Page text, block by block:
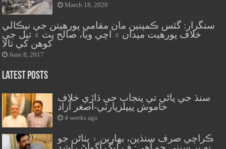
March 18, 2020
سنگرار: گئس ڪمپنين مان مقامي پورهيتن جي نيڪالي
خلاف پورهيت ميدان ۾ اچي ويا، صالح پٽ ۾ تيل جي
کوهن کي تالا
June 8, 2017
Latest Posts
سنڌ جي پاڻي تي پنجاب جي ڌاڙي خلاف
خاموش پيپلزپارٽي-اصغر آزاد
4 weeks ago
ڪراچي صرف سنڌين، بهارين ۽ پٺاڻن جو